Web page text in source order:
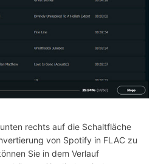
rechts auf die Schaltfläche
von Spotify in FLAC zu
Sie in dem Verlauf